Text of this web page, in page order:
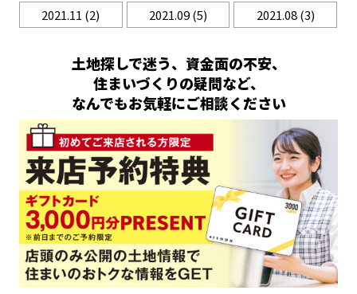
2021.11 (2) 2021.09(5) 2021.08(3)
土地探しで迷う、資金面の不安、
住まいづくりの疑問など、
なんでもお気軽にご相談ください